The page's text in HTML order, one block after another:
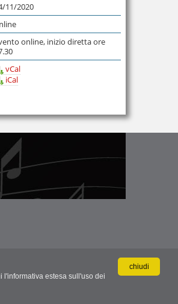
chiudi
estesa sull'uso dei
11/2020
online, inizio diretta ore
vCal
iCal